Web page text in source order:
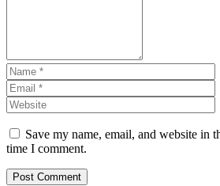
Save my name, email, and website in
time I comment.